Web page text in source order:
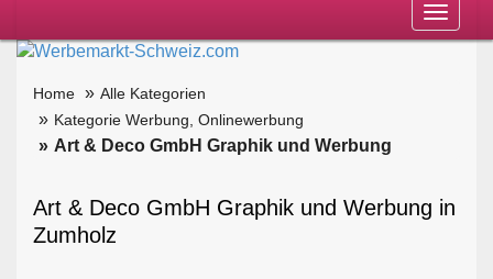
Toggle
Home
Alle Kategorien
Kategorie Werbung, Onlinewerbung
Art & Deco GmbH Graphik und Werbung
Art & Deco GmbH Graphik und Werbung in
Zumholz